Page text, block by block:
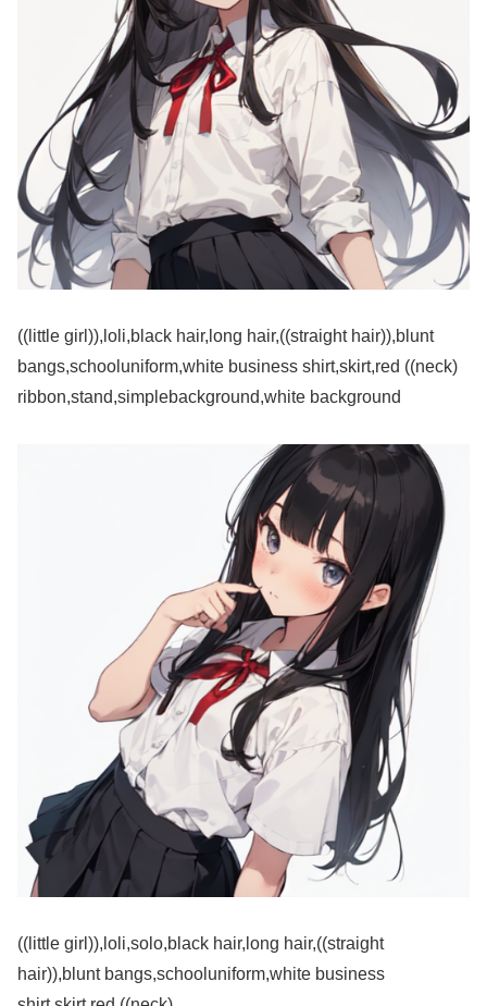
((little girl)),loli,black hair,long hair,((straight hair)),blunt
bangs,schooluniform,white business shirt,skirt,red ((neck)
ribbon,stand,simplebackground,white background
((little girl)),loli,solo,black hair,long hair,((straight
hair)),blunt bangs,schooluniform,white business